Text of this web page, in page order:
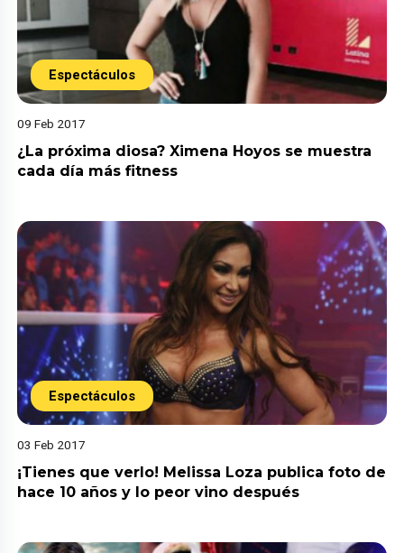
Espectáculos
09 Feb 2017
¿La próxima diosa? Ximena Hoyos se muestra
cada día más fitness
Espectáculos
03 Feb 2017
¡Tienes que verlo! Melissa Loza publica foto de
hace 10 años y lo peor vino después